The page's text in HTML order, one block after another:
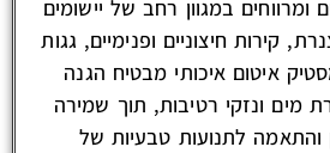
במגוון רחב של יישומים
קירות חיצוניים ופנימיים, גגות
איטום איכותי מבטיח הגנה
מים ונזקי רטיבות, תוך שמירה
והתאמה לתנועות טבעיות של